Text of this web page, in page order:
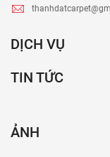
DỊCH VỤ
TIN TỨC
ẢNH